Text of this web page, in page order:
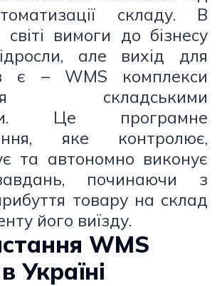
складу. В
світі вимоги до бізнесу
але вихід для
є – WMS комплекси
складськими
Це програмне
яке контролює,
та автономно виконує
починаючи з
товару на склад
його виїзду.
WMS
Україні